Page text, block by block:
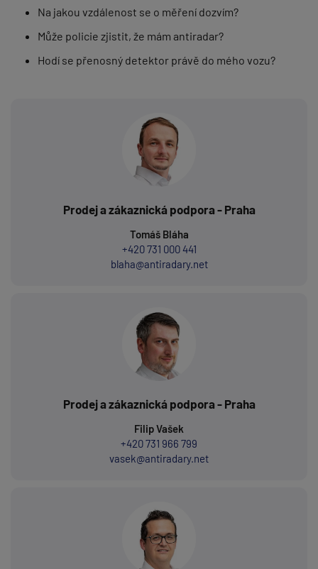
Na jakou vzdálenost se o měření dozvím?
Může policie zjistit, že mám antiradar?
Hodí se přenosný detektor právě do mého vozu?
Prodej a zákaznická podpora - Praha
Tomáš Bláha
+420 731 000 441
blaha@antiradary.net
Prodej a zákaznická podpora - Praha
Filip Vašek
+420 731 966 799
vasek@antiradary.net